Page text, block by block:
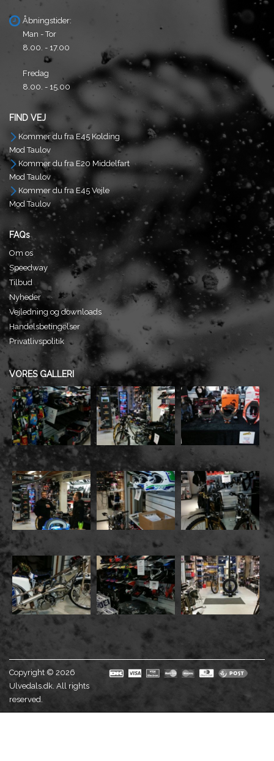
Åbningstider:
Man - Tor
8.00. - 17.00
Fredag
8.00. - 15.00
FIND VEJ
Kommer du fra E45 Kolding
Mod Taulov
Kommer du fra E20 Middelfart
Mod Taulov
Kommer du fra E45 Vejle
Mod Taulov
FAQs
Om os
Speedway
Tilbud
Nyheder
Vejledning og downloads
Handelsbetingelser
Privatlivspolitik
VORES GALLERI
Copyright © 2026
Ulvedals.dk. All rights
reserved.